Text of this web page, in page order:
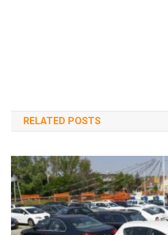
RELATED POSTS